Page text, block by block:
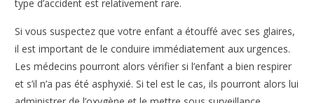
type d’accident est relativement rare.
Si vous suspectez que votre enfant a étouffé avec ses glaires,
il est important de le conduire immédiatement aux urgences.
Les médecins pourront alors vérifier si l’enfant a bien respirer
et s’il n’a pas été asphyxié. Si tel est le cas, ils pourront alors lui